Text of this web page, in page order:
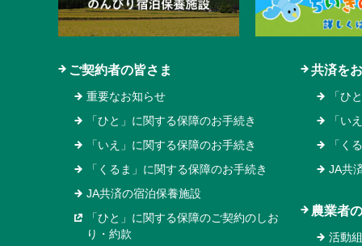
ご契約者の皆さま
重要なお知らせ
「ひと」に関する保障のお手続き
「いえ」に関する保障のお手続き
「くるま」に関する保障のお手続き
JA共済の宿泊保養施設
「ひと」に関する保障のご契約のしお
り・約款
共済を
「ひ
「い
「く
JA共
農業者
活動